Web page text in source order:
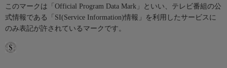
このマークは「Official Program Data Mark」といい、テレビ番組の公
式情報である「SI(Service Information)情報」を利用したサービスに
のみ表記が許されているマークです。